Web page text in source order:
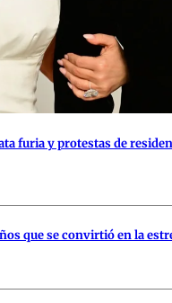
furia y protestas de
que se convirtió en la